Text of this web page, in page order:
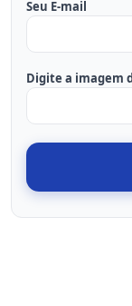
Seu E-mail
Digite a imagem